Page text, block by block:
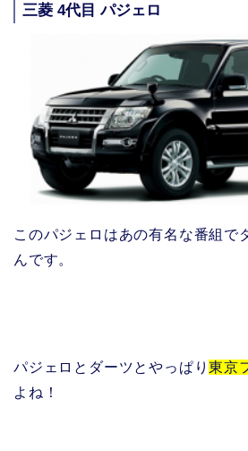
三菱 4代目 パジェロ
このパジェロはあの有名な番組で
んです。
パジェロとダーツとやっぱり東京
よね！